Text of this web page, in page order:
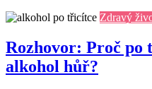
Zdravý
Rozhovor: Proč po
alkohol hůř?